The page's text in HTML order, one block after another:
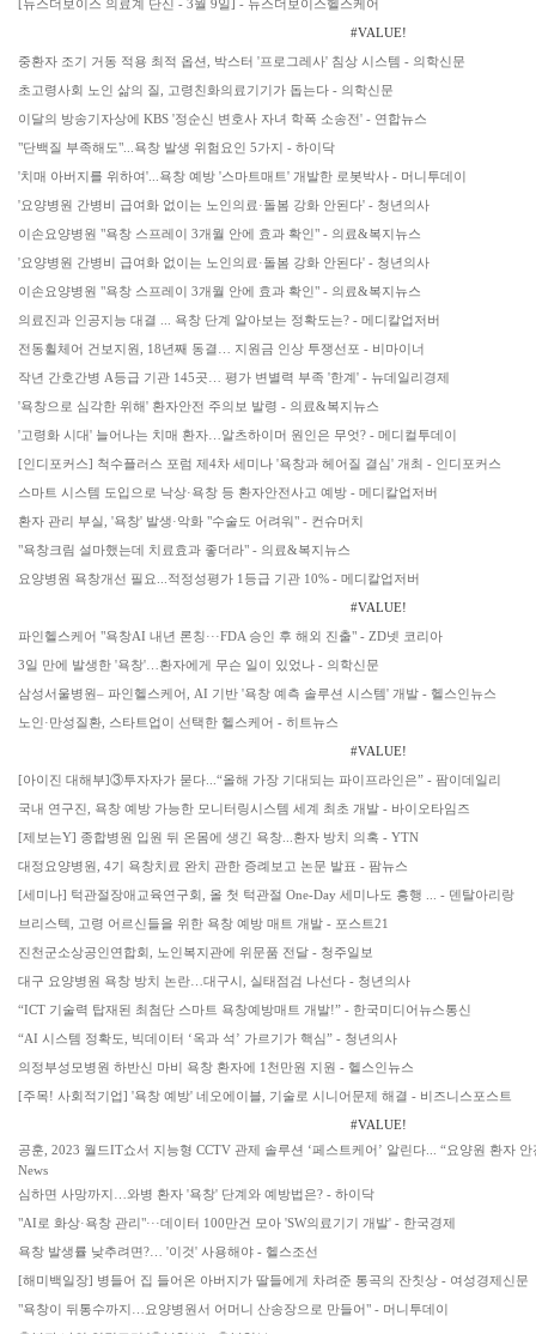
[뉴스더보이스 의료계 단신 - 3월 9일] - 뉴스더보이스헬스케어
#VALUE!
중환자 조기 거동 적용 최적 옵션, 박스터 '프로그레사' 침상 시스템 - 의학신문
초고령사회 노인 삶의 질, 고령친화의료기기가 돕는다 - 의학신문
이달의 방송기자상에 KBS '정순신 변호사 자녀 학폭 소송전' - 연합뉴스
"단백질 부족해도"...욕창 발생 위험요인 5가지 - 하이닥
'치매 아버지를 위하여'...욕창 예방 '스마트매트' 개발한 로봇박사 - 머니투데이
'요양병원 간병비 급여화 없이는 노인의료·돌봄 강화 안된다' - 청년의사
이손요양병원 "욕창 스프레이 3개월 안에 효과 확인" - 의료&복지뉴스
'요양병원 간병비 급여화 없이는 노인의료·돌봄 강화 안된다' - 청년의사
이손요양병원 "욕창 스프레이 3개월 안에 효과 확인" - 의료&복지뉴스
의료진과 인공지능 대결 ... 욕창 단계 알아보는 정확도는? - 메디칼업저버
전동휠체어 건보지원, 18년째 동결… 지원금 인상 투쟁선포 - 비마이너
작년 간호간병 A등급 기관 145곳… 평가 변별력 부족 '한계' - 뉴데일리경제
'욕창으로 심각한 위해' 환자안전 주의보 발령 - 의료&복지뉴스
'고령화 시대' 늘어나는 치매 환자…알츠하이머 원인은 무엇? - 메디컬투데이
[인디포커스] 척수플러스 포럼 제4차 세미나 '욕창과 헤어질 결심' 개최 - 인디포커스
스마트 시스템 도입으로 낙상·욕창 등 환자안전사고 예방 - 메디칼업저버
환자 관리 부실, '욕창' 발생·악화 "수술도 어려워" - 컨슈머치
"욕창크림 설마했는데 치료효과 좋더라" - 의료&복지뉴스
요양병원 욕창개선 필요...적정성평가 1등급 기관 10% - 메디칼업저버
#VALUE!
파인헬스케어 "욕창AI 내년 론칭···FDA 승인 후 해외 진출" - ZD넷 코리아
3일 만에 발생한 '욕창'…환자에게 무슨 일이 있었나 - 의학신문
삼성서울병원– 파인헬스케어, AI 기반 '욕창 예측 솔루션 시스템' 개발 - 헬스인뉴스
노인·만성질환, 스타트업이 선택한 헬스케어 - 히트뉴스
#VALUE!
[아이진 대해부]③투자자가 묻다...“올해 가장 기대되는 파이프라인은” - 팜이데일리
국내 연구진, 욕창 예방 가능한 모니터링시스템 세계 최초 개발 - 바이오타임즈
[제보는Y] 종합병원 입원 뒤 온몸에 생긴 욕창...환자 방치 의혹 - YTN
대정요양병원, 4기 욕창치료 완치 관한 증례보고 논문 발표 - 팜뉴스
[세미나] 턱관절장애교육연구회, 올 첫 턱관절 One-Day 세미나도 흥행 ... - 덴탈아리랑
브리스텍, 고령 어르신들을 위한 욕창 예방 매트 개발 - 포스트21
진천군소상공인연합회, 노인복지관에 위문품 전달 - 청주일보
대구 요양병원 욕창 방치 논란…대구시, 실태점검 나선다 - 청년의사
“ICT 기술력 탑재된 최첨단 스마트 욕창예방매트 개발!” - 한국미디어뉴스통신
“AI 시스템 정확도, 빅데이터 ‘옥과 석’ 가르기가 핵심” - 청년의사
의정부성모병원 하반신 마비 욕창 환자에 1천만원 지원 - 헬스인뉴스
[주목! 사회적기업] '욕창 예방' 네오에이블, 기술로 시니어문제 해결 - 비즈니스포스트
#VALUE!
공훈, 2023 월드IT쇼서 지능형 CCTV 관제 솔루션 ‘페스트케어’ 알린다... “요양원 환자
News
심하면 사망까지…와병 환자 '욕창' 단계와 예방법은? - 하이닥
"AI로 화상·욕창 관리"···데이터 100만건 모아 'SW의료기기 개발' - 한국경제
욕창 발생률 낮추려면?… '이것' 사용해야 - 헬스조선
[해미백일장] 병들어 집 들어온 아버지가 딸들에게 차려준 통곡의 잔칫상 - 여성경제신문
"욕창이 뒤통수까지…요양병원서 어머니 산송장으로 만들어" - 머니투데이